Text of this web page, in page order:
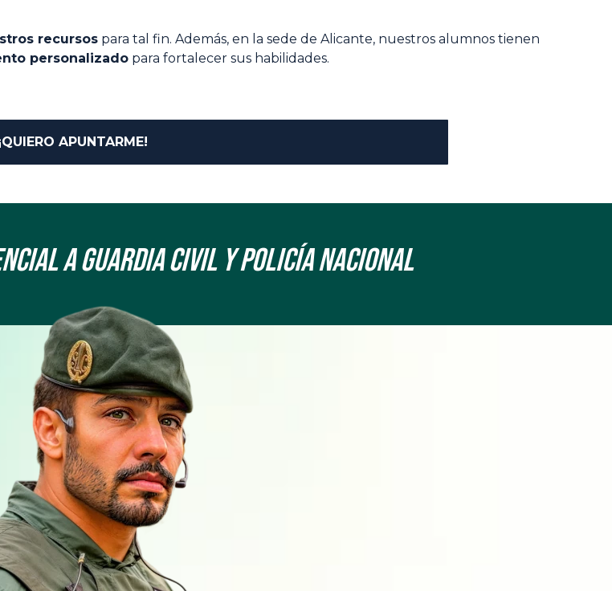
recursos para tal fin. Además, en la sede de Alicante, nuestros alumnos tienen
personalizado para fortalecer sus habilidades.
APUNTARME!
a Guardia Civil y Policía Nacional